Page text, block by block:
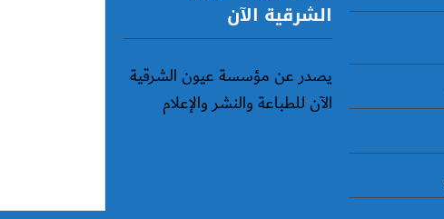
الشرقية الآن
يصدر عن مؤسسة عيون الشرقية
الآن للطباعة والنشر والإعلام